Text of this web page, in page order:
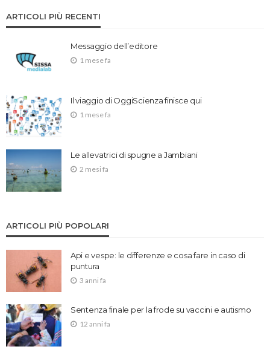
ARTICOLI PIÙ RECENTI
Messaggio dell’editore
1 mese fa
Il viaggio di OggiScienza finisce qui
1 mese fa
Le allevatrici di spugne a Jambiani
2 mesi fa
ARTICOLI PIÙ POPOLARI
Api e vespe: le differenze e cosa fare in caso di
puntura
3 anni fa
Sentenza finale per la frode su vaccini e autismo
12 anni fa